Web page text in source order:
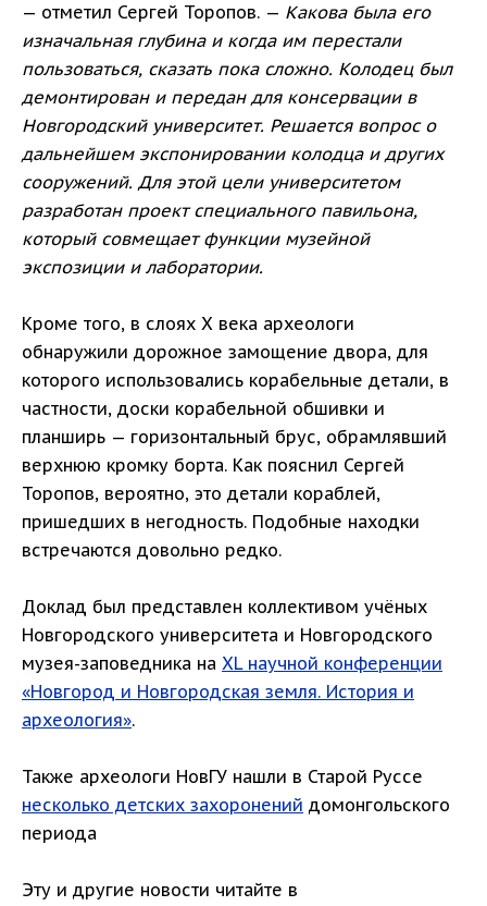
— отметил Сергей Торопов. — Какова была его
изначальная глубина и когда им перестали
пользоваться, сказать пока сложно. Колодец был
демонтирован и передан для консервации в
Новгородский университет. Решается вопрос о
дальнейшем экспонировании колодца и других
сооружений. Для этой цели университетом
разработан проект специального павильона,
который совмещает функции музейной
экспозиции и лаборатории.
Кроме того, в слоях Х века археологи
обнаружили дорожное замощение двора, для
которого использовались корабельные детали, в
частности, доски корабельной обшивки и
планширь — горизонтальный брус, обрамлявший
верхнюю кромку борта. Как пояснил Сергей
Торопов, вероятно, это детали кораблей,
пришедших в негодность. Подобные находки
встречаются довольно редко.
Доклад был представлен коллективом учёных
Новгородского университета и Новгородского
музея-заповедника на XL научной конференции
«Новгород и Новгородская земля. История и
археология».
Также археологи НовГУ нашли в Старой Руссе
несколько детских захоронений домонгольского
периода
Эту и другие новости читайте в